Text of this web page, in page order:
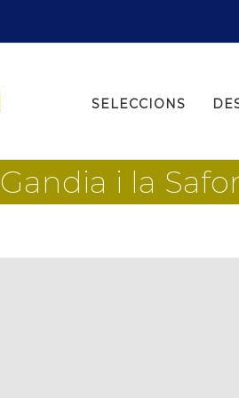
Search
SELECCIONS
Gandia i la Safor